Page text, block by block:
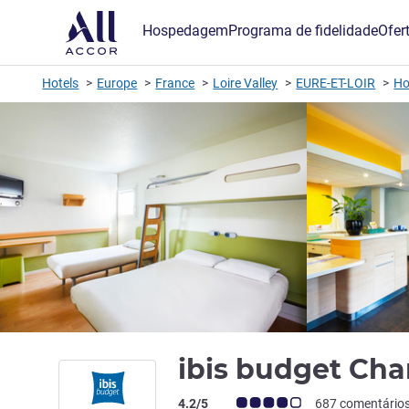
HospedagemPrograma de fidelidade
Hotels Europe France Loire Valley EURE-ET-LOIR
ibis budget
Classificação clientes Avis
4.2/5 687